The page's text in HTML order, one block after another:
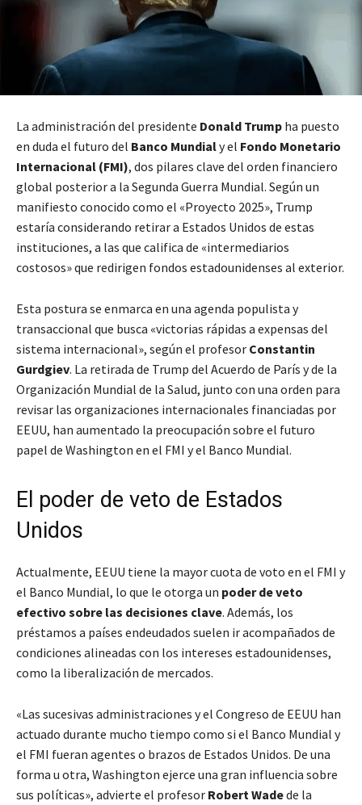
La administración del presidente Donald Trump ha puesto
en duda el futuro del Banco Mundialy el Fondo Monetario
Internacional (FMI), dos pilares clave del orden financiero
global posterior a la Segunda Guerra Mundial. Según un
manifiesto conocido como el «Proyecto 2025», Trump
estaría considerando retirar a Estados Unidos de estas
instituciones, a las que califica de «intermediarios
costosos» que redirigen fondos estadounidenses al exterior.
Esta postura se enmarca en una agenda populista y
transaccional que busca «victorias rápidas a expensas del
sistema internacional», según el profesor Constantin
Gurdgiev. La retirada de Trump del Acuerdo de París y de la
Organización Mundial de la Salud, junto con una orden para
revisar las organizaciones internacionales financiadas por
EEUU, han aumentado la preocupación sobre el futuro
papel de Washington en el FMI y el Banco Mundial.
El poder de veto de Estados
Unidos
Actualmente, EEUU tiene la mayor cuota de voto en el FMI y
el Banco Mundial, lo que le otorga un poder de veto
efectivo sobre las decisiones clave. Además, los
préstamos a países endeudados suelen ir acompañados de
condiciones alineadas con los intereses estadounidenses,
como la liberalización de mercados.
«Las sucesivas administraciones y el Congreso de EEUU han
actuado durante mucho tiempo como si el Banco Mundial y
el FMI fueran agentes o brazos de Estados Unidos. De una
forma u otra, Washington ejerce una gran influencia sobre
sus políticas», advierte el profesor Robert Wadede la